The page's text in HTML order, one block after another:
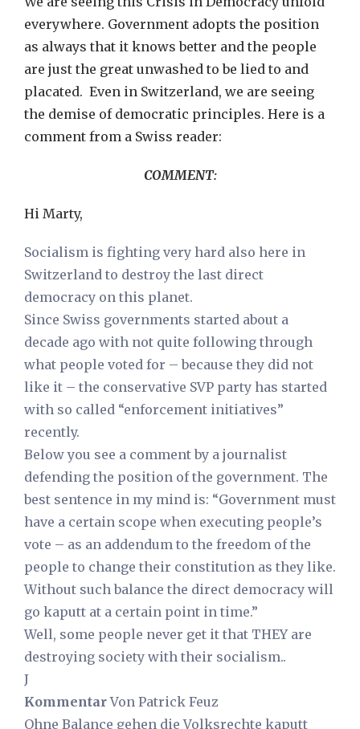
everywhere. Government adopts the position
as always that it knows better and the people
are just the great unwashed to be lied to and
placated. Even in Switzerland, we are seeing
the demise of democratic principles. Here is a
comment from a Swiss reader:
COMMENT:
Hi Marty,
Socialism is fighting very hard also here in
Switzerland to destroy the last direct
democracy on this planet.
Since Swiss governments started about a
decade ago with not quite following through
what people voted for – because they did not
like it – the conservative SVP party has started
with so called “enforcement initiatives”
recently.
Below you see a comment by a journalist
defending the position of the government. The
best sentence in my mind is: “Government must
have a certain scope when executing people’s
vote – as an addendum to the freedom of the
people to change their constitution as they like.
Without such balance the direct democracy will
go kaputt at a certain point in time.”
Well, some people never get it that THEY are
destroying society with their socialism..
J
KommentarVon Patrick Feuz
Ohne Balance gehen die Volksrechte kaputt